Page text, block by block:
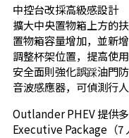
中控台改採高級感設計
擴大中央置物箱上方的
置物箱容量增加，並新
調整杯架位置，提高使
安全面則強化誤踩油門
音波感應器，可偵測行
Outlander PHEV 提供
Executive Package（7